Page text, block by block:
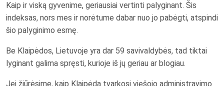
Kaip ir viską gyvenime, geriausiai vertinti palyginant. Šis
indeksas, nors mes ir norėtume dabar nuo jo pabėgti, atspindi
šio palyginimo esmę.
Be Klaipėdos, Lietuvoje yra dar 59 savivaldybės, tad tiktai
lyginant galima spręsti, kurioje iš jų geriau ar blogiau.
Jei žiūrėsime, kaip Klaipėda tvarkosi viešojo administravimo